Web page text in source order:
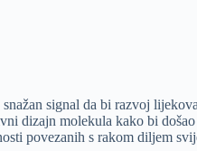
signal da bi razvoj
dizajn molekula kako bi
povezanih s rakom diljem